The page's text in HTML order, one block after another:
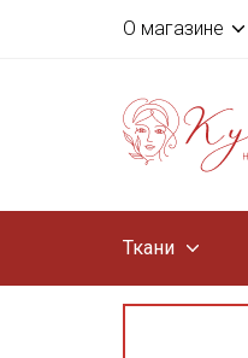
О магазине
Ткани